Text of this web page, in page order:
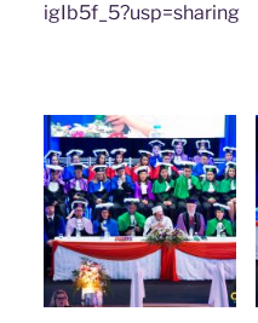
igIb5f_5?usp=sharing